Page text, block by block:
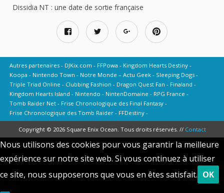
Dissidia NT : une date de sortie française
Autres partenaires DJKix.com FFPowa
Kingdom Hearts Destiny
Koopa
Nintendo Town Notre Monde – Actu Geek
Sleeping Dogs
Triple Triad Online
Clubbing Fashion Dragon Quest Fan
Finaland
Kingdom Hearts Island
Nintendo NintenDomaine
RPG France
Tomb Raider Net
Frise Chronologique des Final Fantasy
Frise Chronologique des Tomb Raider
FFDestiny
Copyright © 2026 Square Enix Ocean. Tous droits réservés. // Contact
Nous utilisons des cookies pour vous garantir la meilleure
expérience sur notre site web. Si vous continuez à utiliser
ce site, nous supposerons que vous en êtes satisfait. OK